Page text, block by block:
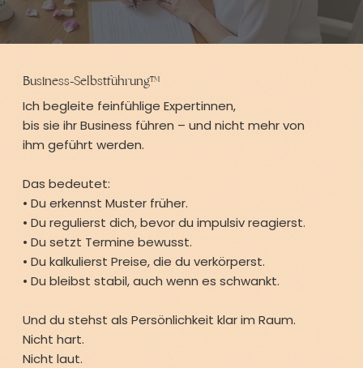
Business-Selbstführung™
Ich begleite feinfühlige Expertinnen,
bis sie ihr Business führen – und nicht mehr von
ihm geführt werden.
Das bedeutet:
• Du erkennst Muster früher.
• Du regulierst dich, bevor du impulsiv reagierst.
• Du setzt Termine bewusst.
• Du kalkulierst Preise, die du verkörperst.
• Du bleibst stabil, auch wenn es schwankt.
Und du stehst als Persönlichkeit klar im Raum.
Nicht hart.
Nicht laut.